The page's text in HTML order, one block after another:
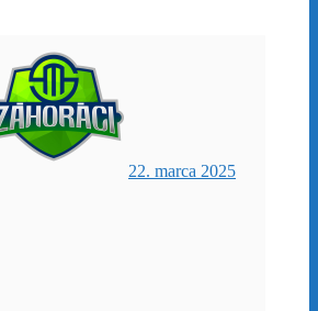
22. marca 2025